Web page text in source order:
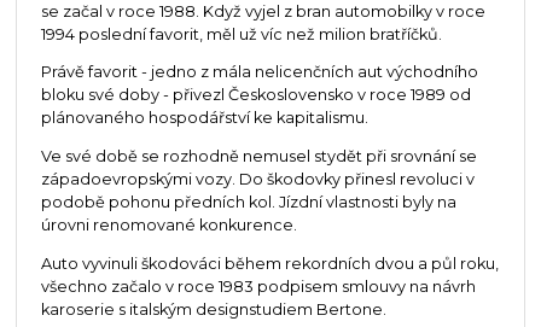
se začal v roce 1988. Když vyjel z bran automobilky v roce
1994 poslední favorit, měl už víc než milion bratříčků.
Právě favorit - jedno z mála nelicenčních aut východního
bloku své doby - přivezl Československo v roce 1989 od
plánovaného hospodářství ke kapitalismu.
Ve své době se rozhodně nemusel stydět při srovnání se
západoevropskými vozy. Do škodovky přinesl revoluci v
podobě pohonu předních kol. Jízdní vlastnosti byly na
úrovni renomované konkurence.
Auto vyvinuli škodováci během rekordních dvou a půl roku,
všechno začalo v roce 1983 podpisem smlouvy na návrh
karoserie s italským designstudiem Bertone.